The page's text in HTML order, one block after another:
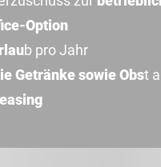
Option
b pro Jahr
Getränke sowie Obst